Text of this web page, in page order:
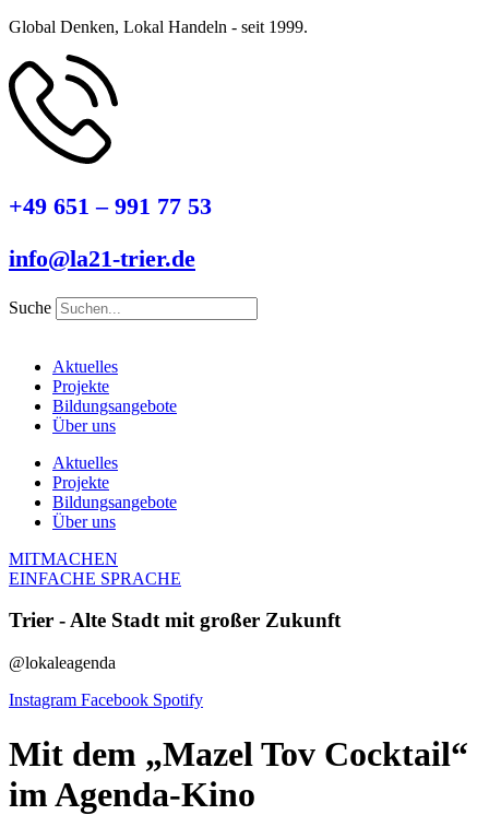
Global Denken, Lokal Handeln - seit 1999.
+49 651 – 991 77 53
info@la21-trier.de
Suche
Aktuelles
Projekte
Bildungsangebote
Über uns
Aktuelles
Projekte
Bildungsangebote
Über uns
MITMACHEN
EINFACHE SPRACHE
Trier - Alte Stadt mit großer Zukunft
@lokaleagenda
Instagram Facebook Spotify
Mit dem „Mazel Tov Cocktail“
im Agenda-Kino